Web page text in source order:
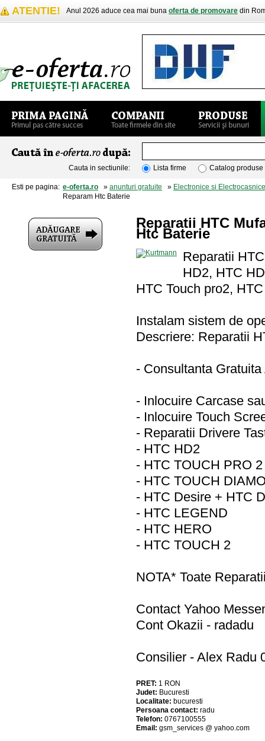
ATENTIE! Anul 2026 aduce cea mai buna oferta de promovare din
Cauta in sectiunile: Lista firme Catalog produse
Esti pe pagina: e-oferta.ro » anunturi gratuite » Electronice si Electrocasnice
Reparam Htc Baterie
Reparatii HTC
Htc Baterie
Reparatii
HD2, HTC
HTC Touch pro2,
Instalam sistem de
Descriere: Reparatii
- Consultanta
- Inlocuire Carcase
- Inlocuire Touch
- Reparatii Drivere
- HTC HD2
- HTC TOUCH PRO
- HTC TOUCH
- HTC Desire + HTC
- HTC LEGEND
- HTC HERO
- HTC TOUCH 2
NOTA* Toate
Contact Yahoo
Cont Okazii - radadu
Consilier - Alex Radu
PRET: 1 RON
Judet: Bucuresti
Localitate: bucuresti
Persoana contact: radu
Telefon: 0767100555
Email: gsm_services @ yahoo.com